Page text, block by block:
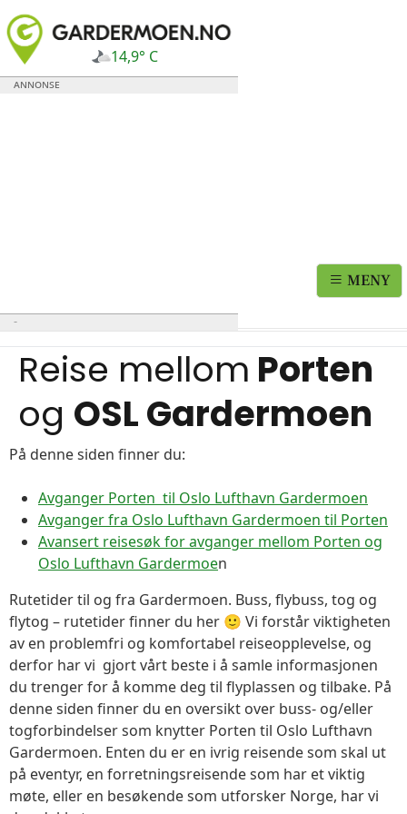
14,9° C
MENY
Reise mellom Porten
og OSL Gardermoen
På denne siden finner du:
Avganger Porten til Oslo Lufthavn Gardermoen
Avganger fra Oslo Lufthavn Gardermoen til Porten
Avansert reisesøk for avganger mellom Porten og
Oslo Lufthavn Gardermoen
Rutetider til og fra Gardermoen. Buss, flybuss, tog og
flytog – rutetider finner du her 🙂 Vi forstår viktigheten
av en problemfri og komfortabel reiseopplevelse, og
derfor har vi gjort vårt beste i å samle informasjonen
du trenger for å komme deg til flyplassen og tilbake. På
denne siden finner du en oversikt over buss- og/eller
togforbindelser som knytter Porten til Oslo Lufthavn
Gardermoen. Enten du er en ivrig reisende som skal ut
på eventyr, en forretningsreisende som har et viktig
møte, eller en besøkende som utforsker Norge, har vi